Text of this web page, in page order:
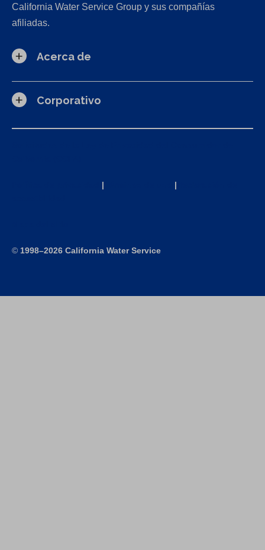
California Water Service Group y sus compañías
afiliadas.
Acerca de
Corporativo
| |
© 1998–2026 California Water Service